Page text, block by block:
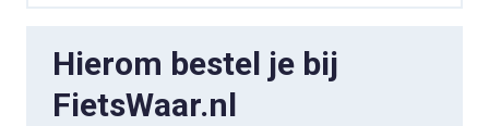
Hierom bestel je bij
FietsWaar.nl